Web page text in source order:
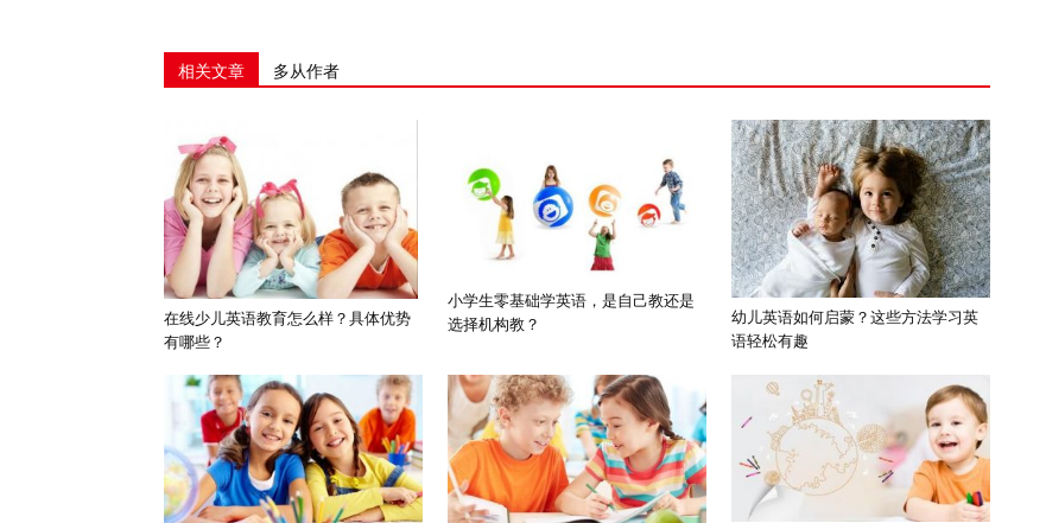
相关文章 多从作者
在线少儿英语教育怎么样？具体优势
有哪些？
小学生零基础学英语，是自己教还是
选择机构教？
幼儿英语如何启蒙？这些方法学习英
语轻松有趣